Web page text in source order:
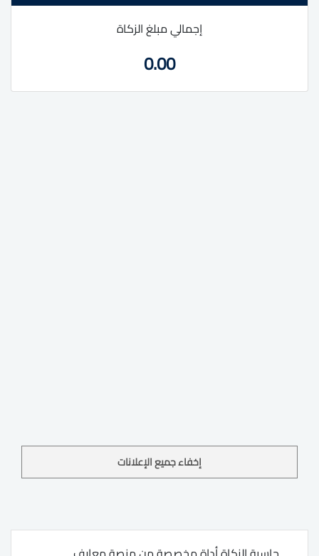
إجمالي مبلغ الزكاة
0.00
إخفاء جميع الإعلانات